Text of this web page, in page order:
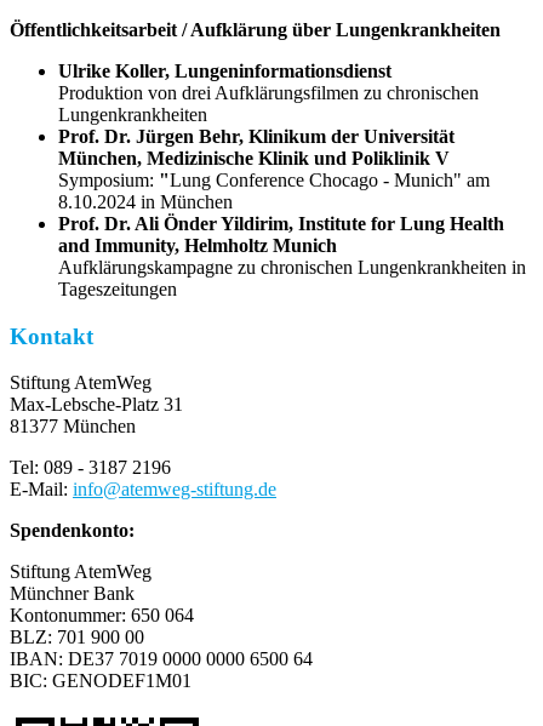
Öffentlichkeitsarbeit / Aufklärung über Lungenkrankheiten
Ulrike Koller, Lungeninformationsdienst
Produktion von drei Aufklärungsfilmen zu chronischen
Lungenkrankheiten
Prof. Dr. Jürgen Behr, Klinikum der Universität
München, Medizinische Klinik und Poliklinik V
Symposium: "Lung Conference Chocago - Munich" am
8.10.2024 in München
Prof. Dr. Ali Önder Yildirim, Institute for Lung Health
and Immunity, Helmholtz Munich
Aufklärungskampagne zu chronischen Lungenkrankheiten in
Tageszeitungen
Kontakt
Stiftung AtemWeg
Max-Lebsche-Platz 31
81377 München
Tel: 089 - 3187 2196
E-Mail: info@atemweg-stiftung.de
Spendenkonto:
Stiftung AtemWeg
Münchner Bank
Kontonummer: 650 064
BLZ: 701 900 00
IBAN: DE37 7019 0000 0000 6500 64
BIC: GENODEF1M01